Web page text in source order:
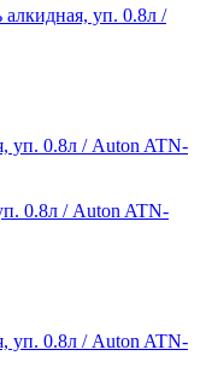
уп. 0.8л /
0.8л / Auton ATN-